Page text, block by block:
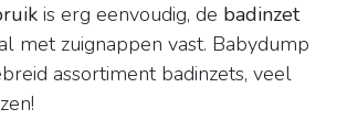
is erg eenvoudig, de badinzet
met zuignappen vast. Babydump
assortiment badinzets, veel